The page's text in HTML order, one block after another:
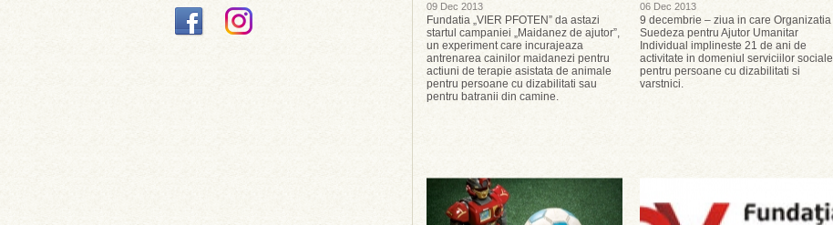
09 Dec 2013
Fundatia „VIER PFOTEN” da astazi
startul campaniei „Maidanez de ajutor”,
un experiment care incurajeaza
antrenarea cainilor maidanezi pentru
actiuni de terapie asistata de animale
pentru persoane cu dizabilitati sau
pentru batranii din camine.
06 Dec 2013
9 decembrie – ziua in care Organizatia
Suedeza pentru Ajutor Umanitar
Individual implineste 21 de ani de
activitate in domeniul serviciilor sociale
pentru persoane cu dizabilitati si
varstnici.